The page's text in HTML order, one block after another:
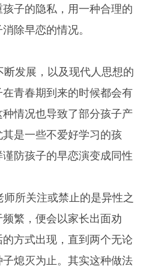
子的隐私，用一种合理的
除早恋的情况。
发展，以及现代人思想的
青春期到来的时候都会有
情况也导致了部分孩子产
是一些不爱好学习的孩
防孩子的早恋演变成同性
所关注或禁止的是异性之
繁，便会以家长出面劝
方式出现，直到两个无论
熄灭为止。其实这种做法